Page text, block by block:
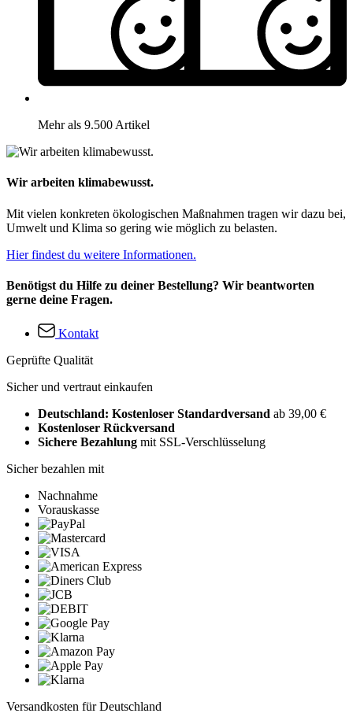
Mehr als 9.500 Artikel
Wir arbeiten klimabewusst.
Mit vielen konkreten ökologischen Maßnahmen tragen wir dazu bei,
Umwelt und Klima so gering wie möglich zu belasten.
Hier findest du weitere Informationen.
Benötigst du Hilfe zu deiner Bestellung? Wir beantworten
gerne deine Fragen.
Kontakt
Geprüfte Qualität
Sicher und vertraut einkaufen
Deutschland: Kostenloser Standardversand ab 39,00 €
Kostenloser Rückversand
Sichere Bezahlung mit SSL-Verschlüsselung
Sicher bezahlen mit
Nachnahme
Vorauskasse
Versandkosten für Deutschland